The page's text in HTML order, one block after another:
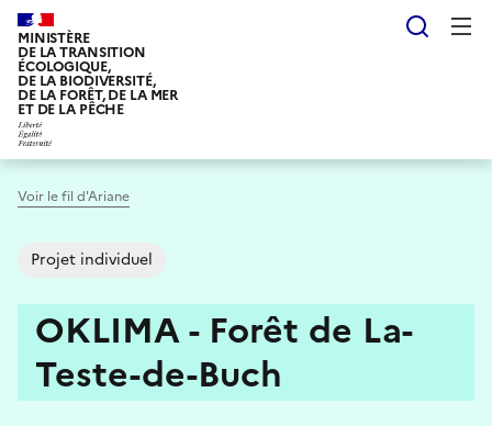
Aller
au
contenu
principal
MINISTÈRE
DE LA TRANSITION
ÉCOLOGIQUE,
DE LA BIODIVERSITÉ,
DE LA FORÊT, DE LA MER
ET DE LA PÊCHE
Voir le fil d'Ariane
Projet individuel
OKLIMA - Forêt de La-
Teste-de-Buch